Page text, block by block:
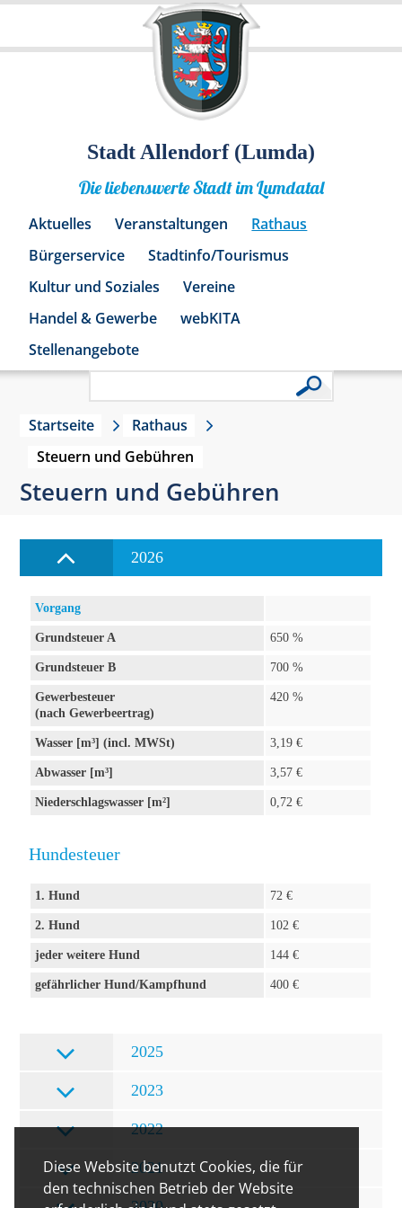
Diese Website benutzt Cookies, die für
den technischen Betrieb der Website
Stadt Allendorf (Lumda)
Die liebenswerte Stadt im Lumdatal
Aktuelles Veranstaltungen
Rathaus
Bürgerservice
Stadtinfo/Tourismus
Kultur und Soziales
Vereine
Handel & Gewerbe
webKITA
Stellenangebote
Startseite
Rathaus
Steuern und Gebühren
Steuern und Gebühren
2026
Vorgang
Grundsteuer A 650 %
Grundsteuer B 700 %
Gewerbesteuer
(nach Gewerbeertrag)
420 %
Wasser [m³] (incl. MWSt) 3,19 €
Abwasser [m³] 3,57 €
Niederschlagswasser [m²] 0,72 €
Hundesteuer
1. Hund 72 €
2. Hund 102 €
jeder weitere Hund 144 €
gefährlicher Hund/Kampfhund 400 €
2025
2023
2022
2021